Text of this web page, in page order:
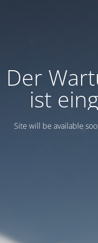
Der
ist
Site will be available